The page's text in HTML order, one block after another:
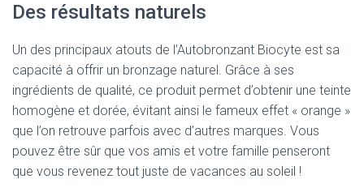
Des résultats naturels
Un des principaux atouts de l’Autobronzant Biocyte est sa
capacité à offrir un bronzage naturel. Grâce à ses
ingrédients de qualité, ce produit permet d’obtenir une teinte
homogène et dorée, évitant ainsi le fameux effet « orange »
que l’on retrouve parfois avec d’autres marques. Vous
pouvez être sûr que vos amis et votre famille penseront
que vous revenez tout juste de vacances au soleil !